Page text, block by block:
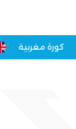
كورة مغربية